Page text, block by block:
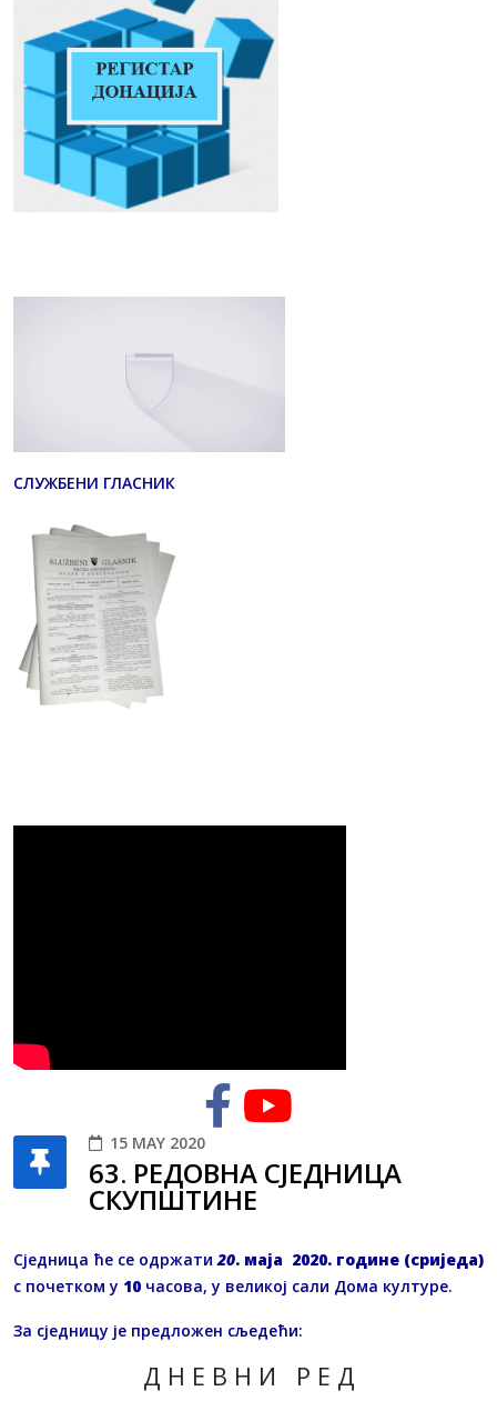
СЛУЖБЕНИ ГЛАСНИК
15 MAY 2020
63. РЕДОВНA СЈЕДНИЦA
СКУПШТИНЕ
Сједница ће се одржати20. маја 2020. године (сриједа)
с почетком у 10 часова, у великој сали Дома културе.
За сједницу је предложен сљедећи:
Д Н Е В Н И Р Е Д